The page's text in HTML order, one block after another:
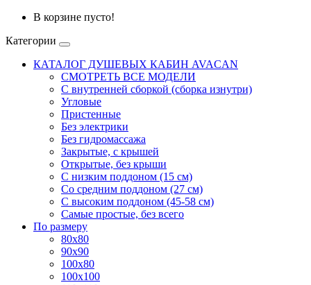
В корзине пусто!
Категории
КАТАЛОГ ДУШЕВЫХ КАБИН AVACAN
СМОТРЕТЬ ВСЕ МОДЕЛИ
С внутренней сборкой (сборка изнутри)
Угловые
Пристенные
Без электрики
Без гидромассажа
Закрытые, с крышей
Открытые, без крыши
С низким поддоном (15 см)
Со средним поддоном (27 см)
С высоким поддоном (45-58 см)
Самые простые, без всего
По размеру
80x80
90x90
100x80
100x100